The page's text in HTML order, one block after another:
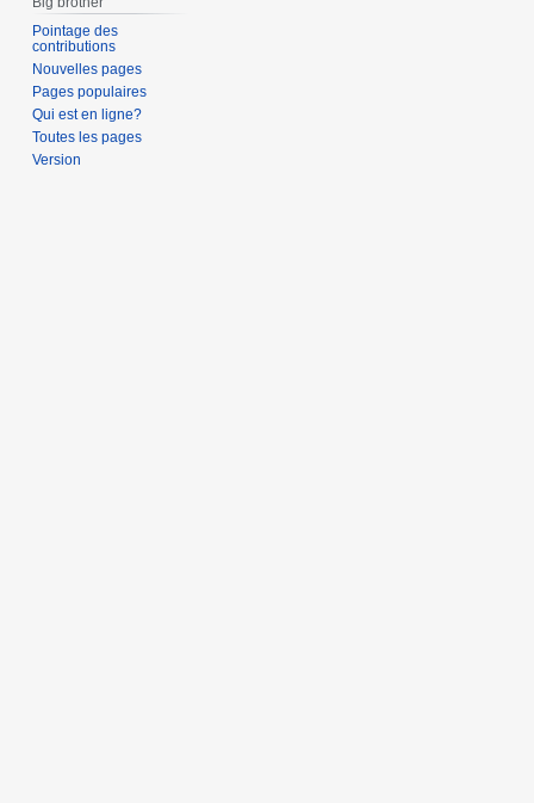
Pointage des
contributions
Nouvelles pages
Pages populaires
Qui est en ligne?
Toutes les pages
Version